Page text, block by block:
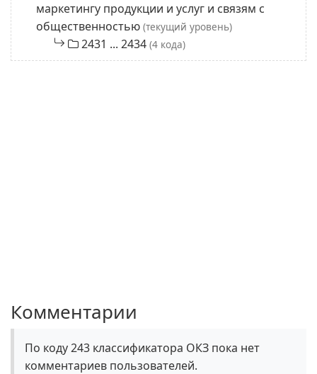
маркетингу продукции и услуг и связям с
общественностью (текущий уровень)
2431 ... 2434 (4 кода)
Комментарии
По коду 243 классификатора ОКЗ пока нет
комментариев пользователей.